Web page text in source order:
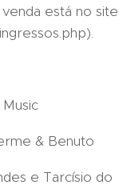
está no site
& Benuto
e Tarcísio do